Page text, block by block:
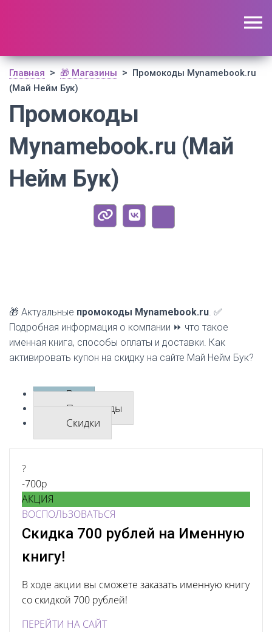
Главная > 🎁 Магазины > Промокоды Mynamebook.ru
(Май Нейм Бук)
Промокоды
Mynamebook.ru (Май
Нейм Бук)
🎁 Актуальные промокоды Mynamebook.ru. ✅
Подробная информация о компании ⏩ что такое
именная книга, способы оплаты и доставки. Как
активировать купон на скидку на сайте Май Нейм Бук?
Все
Промокоды
Скидки
?
-700р
АКЦИЯ
ВОСПОЛЬЗОВАТЬСЯ
Скидка 700 рублей на Именную
книгу!
В ходе акции вы сможете заказать именную книгу
со скидкой 700 рублей!
ПЕРЕЙТИ НА САЙТ